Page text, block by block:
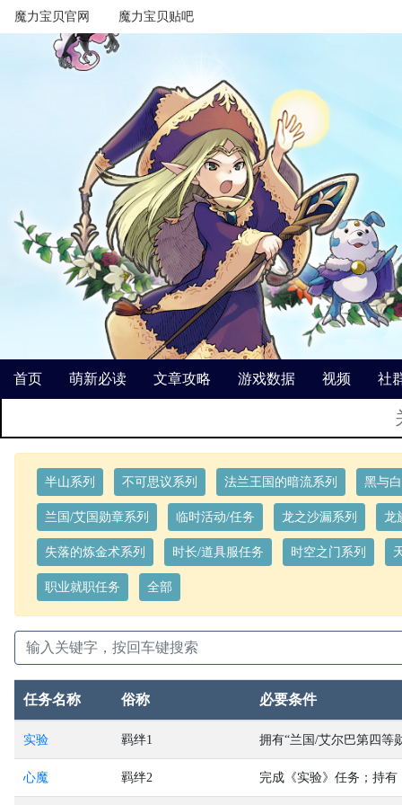
魔力宝贝官网 魔力宝贝贴吧
首页 萌新必读 文章攻略 游戏数据 视频 社
半山系列 不可思议系列 法兰王国的暗流系列 黑与
兰国/艾国勋章系列 临时活动/任务 龙之沙漏系列 龙
失落的炼金术系列 时长/道具服任务 时空之门系列
职业就职任务 全部
任务名称 俗称 必要条件
实验 羁绊1 拥有“兰国/艾尔巴第四等
心魔 羁绊2 完成《实验》任务；持